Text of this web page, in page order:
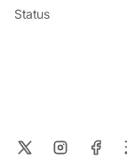
Status